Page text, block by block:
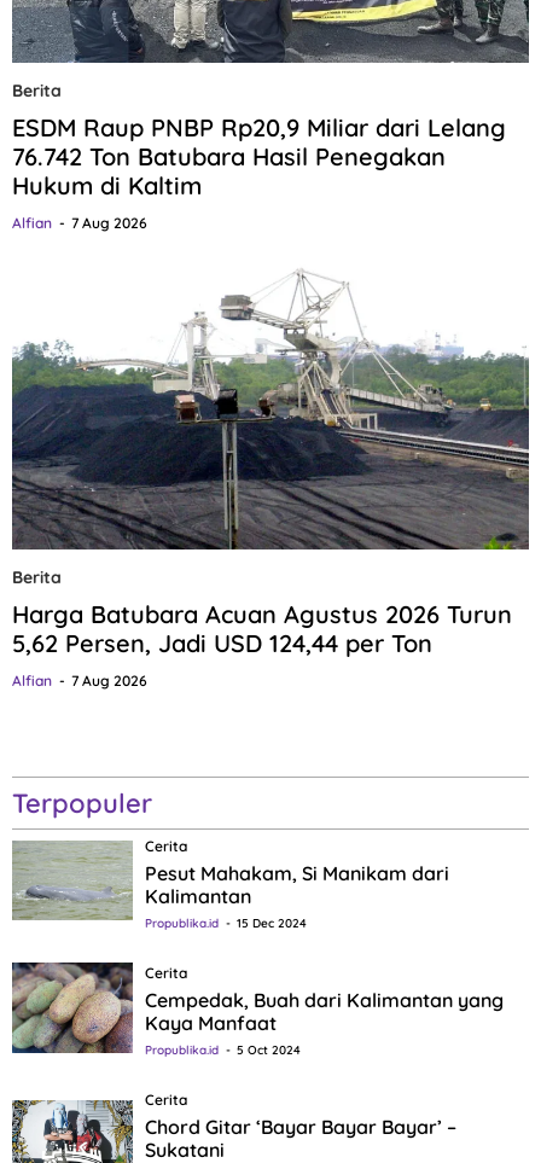
Berita
ESDM Raup PNBP Rp20,9 Miliar dari Lelang
76.742 Ton Batubara Hasil Penegakan
Hukum di Kaltim
Alfian 7 Aug 2026
Berita
Harga Batubara Acuan Agustus 2026 Turun
5,62 Persen, Jadi USD 124,44 per Ton
Alfian 7 Aug 2026
Terpopuler
Cerita
Pesut Mahakam, Si Manikam dari
Kalimantan
Propublika.id 15 Dec 2024
Cerita
Cempedak, Buah dari Kalimantan yang
Kaya Manfaat
Propublika.id 5 Oct 2024
Cerita
Chord Gitar ‘Bayar Bayar Bayar’ –
Sukatani